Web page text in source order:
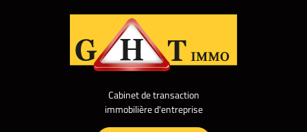
Cabinet de transaction
immobilière d'entreprise